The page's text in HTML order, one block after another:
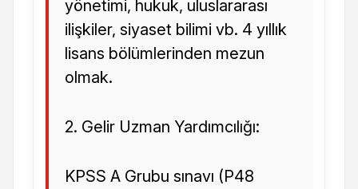
yönetimi, hukuk, uluslararası
ilişkiler, siyaset bilimi vb. 4 yıllık
lisans bölümlerinden mezun
olmak.
2. Gelir Uzman Yardımcılığı:
KPSS A Grubu sınavı (P48